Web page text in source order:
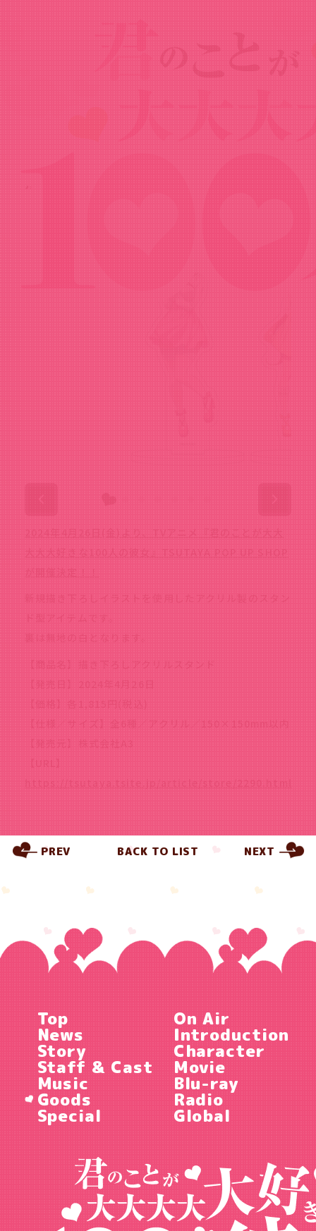
Goods
描き下ろしアクリルスタンド
2024年4月26日(金)より、TVアニメ『君のことが大大
大大大好きな100人の彼女』TSUTAYA POP UP SHOP
が開催決定！！
新規描き下ろしイラストを使用したアクリル製のスタン
ド型アイテムです。
裏は無地の白となります。
【商品名】描き下ろしアクリルスタンド
【発売日】2024年4月26日
【価格】各1,815円(税込)
【仕様／サイズ】全6種／アクリル／150×150mm以内
【発売元】株式会社A3
【URL】
https://tsutaya.tsite.jp/article/store/2290.html
PREV BACK TO LIST NEXT
Top On Air
News Introduction
Story Character
Staff & Cast Movie
Music Blu-ray
Goods Radio
Special Global